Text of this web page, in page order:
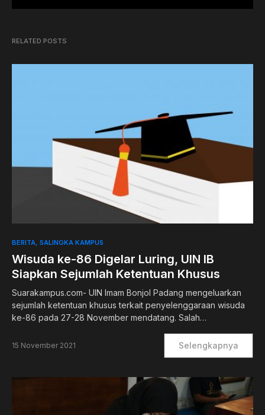
RELATED POSTS
BERITA SALINGKA KAMPUS
Wisuda ke-86 Digelar Luring, UIN IB
Siapkan Sejumlah Ketentuan Khusus
Suarakampus.com- UIN Imam Bonjol Padang mengeluarkan
sejumlah ketentuan khusus terkait penyelenggaraan wisuda
ke-86 pada 27-28 November mendatang. Salah…
15 November 2021 Selengkapnya